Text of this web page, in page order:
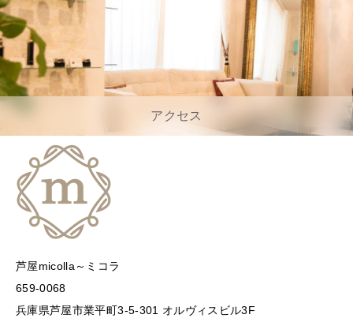
アクセス
芦屋micolla～ミコラ
659-0068
兵庫県芦屋市業平町3-5-301 オルヴィスビル3F